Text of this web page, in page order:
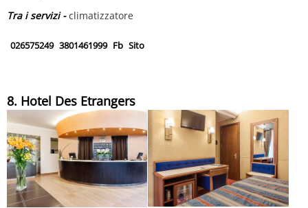
Tra i servizi -climatizzatore
026575249 3801461999 Fb Sito
8. Hotel Des Etrangers